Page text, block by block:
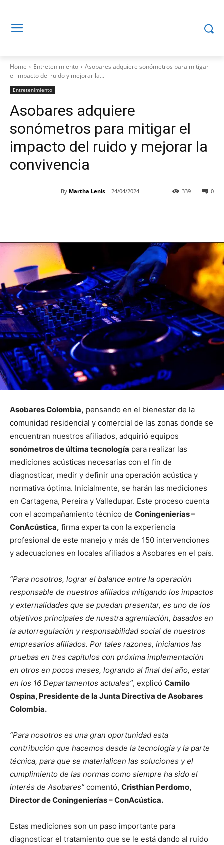
Home Entretenimiento
Asobares adquiere sonómetros para mitigar
el impacto del ruido y mejorar la...
Entretenimiento
Asobares adquiere
sonómetros para mitigar el
impacto del ruido y mejorar la
convivencia
By Martha Lenis 24/04/2024 0
339
Asobares Colombia, pensando en el bienestar de la
comunidad residencial y comercial de las zonas donde se
encuentran nuestros afiliados, adquirió equipos
sonómetros de última tecnología para realizar las
mediciones acústicas necesarias con el fin de
diagnosticar, medir y definir una operación acústica y
normativa óptima. Inicialmente, se harán las mediciones
en Cartagena, Pereira y Valledupar. Este proceso cuenta
con el acompañamiento técnico de Coningenierías –
ConAcústica, firma experta con la experiencia
profesional de este manejo y más de 150 intervenciones
y adecuaciones en locales afiliados a Asobares en el país.
“Para nosotros, lograr el balance entre la operación
responsable de nuestros afiliados mitigando los impactos
y externalidades que se puedan presentar, es uno de los
objetivos principales de nuestra agremiación, basados en
la autorregulación y responsabilidad social de nuestros
empresarios afiliados. Por tales razones, iniciamos las
pruebas en tres capítulos con próxima implementación
en otros en pocos meses, logrando al final del año, estar
en los 16 Departamentos actuales”, explicó Camilo
Ospina, Presidente de la Junta Directiva de Asobares
Colombia.
“Para nosotros es una gran oportunidad esta
contribución que hacemos desde la tecnología y la parte
técnica, para que se materialicen las soluciones y el
cumplimiento de las normas como siempre ha sido el
interés de Asobares” comentó, Cristhian Perdomo,
Director deConingenierías – ConAcústica.
Estas mediciones son un paso importante para
diagnosticar el tratamiento que se le está dando al ruido